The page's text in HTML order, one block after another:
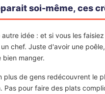
soi-même, ces
idée : et si vous les
chef. Juste d'avoir une
manger.
plus de gens redécouvrent le
Pas pour faire des plats